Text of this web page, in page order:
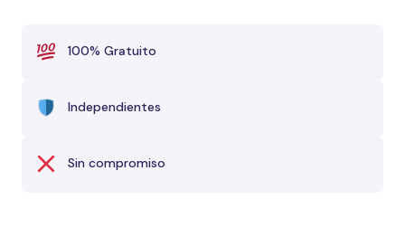
100% Gratuito
Independientes
Sin compromiso